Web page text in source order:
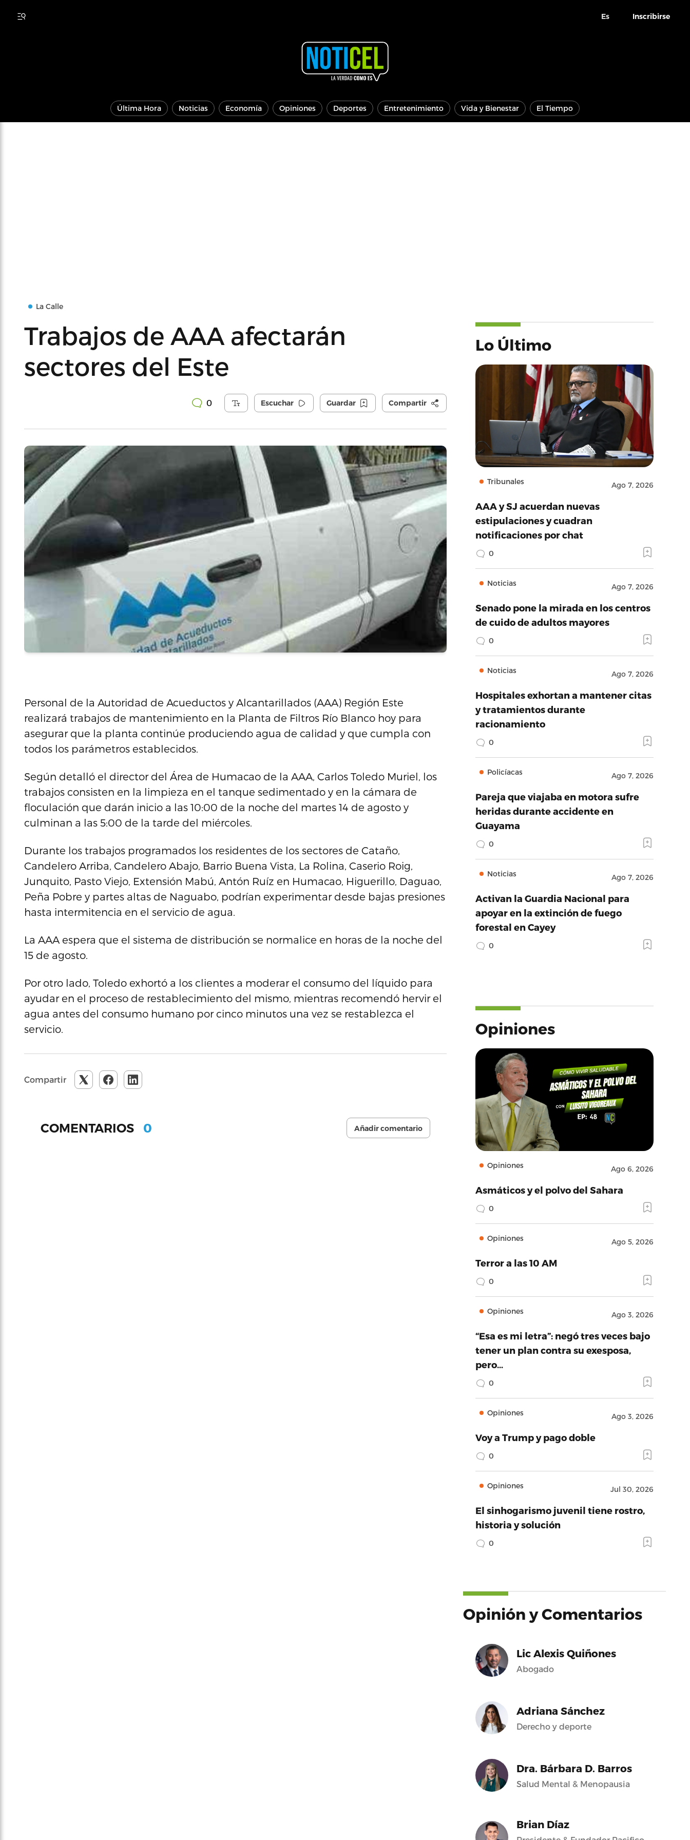
Es Inscribirse
Última Hora Noticias Economía Opiniones Deportes Entretenimiento Vida y Bienestar El Tiempo
La Calle
Trabajos de AAA afectarán
sectores del Este
0 Escuchar Guardar Compartir
Personal de la Autoridad de Acueductos y Alcantarillados (AAA) Región Este
realizará trabajos de mantenimiento en la Planta de Filtros Río Blanco hoy para
asegurar que la planta continúe produciendo agua de calidad y que cumpla con
todos los parámetros establecidos.
Según detalló el director del Área de Humacao de la AAA, Carlos Toledo Muriel, los
trabajos consisten en la limpieza en el tanque sedimentado y en la cámara de
floculación que darán inicio a las 10:00 de la noche del martes 14 de agosto y
culminan a las 5:00 de la tarde del miércoles.
Durante los trabajos programados los residentes de los sectores de Cataño,
Candelero Arriba, Candelero Abajo, Barrio Buena Vista, La Rolina, Caserio Roig,
Junquito, Pasto Viejo, Extensión Mabú, Antón Ruíz en Humacao, Higuerillo, Daguao,
Peña Pobre y partes altas de Naguabo, podrían experimentar desde bajas presiones
hasta intermitencia en el servicio de agua.
La AAA espera que el sistema de distribución se normalice en horas de la noche del
15 de agosto.
Por otro lado, Toledo exhortó a los clientes a moderar el consumo del líquido para
ayudar en el proceso de restablecimiento del mismo, mientras recomendó hervir el
agua antes del consumo humano por cinco minutos una vez se restablezca el
servicio.
Compartir
COMENTARIOS 0 Añadir comentario
Lo Último
Tribunales Ago 7, 2026
AAA y SJ acuerdan nuevas
estipulaciones y cuadran
notificaciones por chat
0
Noticias Ago 7, 2026
Senado pone la mirada en los centros
de cuido de adultos mayores
0
Noticias Ago 7, 2026
Hospitales exhortan a mantener citas
y tratamientos durante
racionamiento
0
Policíacas Ago 7, 2026
Pareja que viajaba en motora sufre
heridas durante accidente en
Guayama
0
Noticias Ago 7, 2026
Activan la Guardia Nacional para
apoyar en la extinción de fuego
forestal en Cayey
0
Opiniones
Opiniones Ago 6, 2026
Asmáticos y el polvo del Sahara
0
Opiniones Ago 5, 2026
Terror a las 10 AM
0
Opiniones Ago 3, 2026
“Esa es mi letra”: negó tres veces bajo
tener un plan contra su exesposa,
pero…
0
Opiniones Ago 3, 2026
Voy a Trump y pago doble
0
Opiniones Jul 30, 2026
El sinhogarismo juvenil tiene rostro,
historia y solución
0
Opinión y Comentarios
Lic Alexis Quiñones
Abogado
Adriana Sánchez
Derecho y deporte
Dra. Bárbara D. Barros
Salud Mental & Menopausia
Brian Díaz